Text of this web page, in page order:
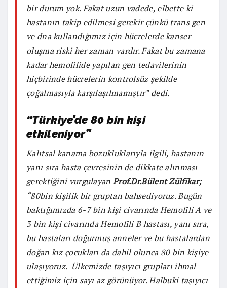
bir durum yok. Fakat uzun vadede, elbette ki
hastanın takip edilmesi gerekir çünkü trans gen
ve dna kullandığımız için hücrelerde kanser
oluşma riski her zaman vardır. Fakat bu zamana
kadar hemofilide yapılan gen tedavilerinin
hiçbirinde hücrelerin kontrolsüz şekilde
çoğalmasıyla karşılaşılmamıştır” dedi.
“Türkiye’de 80 bin kişi
etkileniyor”
Kalıtsal kanama bozukluklarıyla ilgili, hastanın
yanı sıra hasta çevresinin de dikkate alınması
gerektiğini vurgulayan Prof.Dr.Bülent Zülfikar;
“80bin kişilik bir gruptan bahsediyoruz. Bugün
baktığımızda 6-7 bin kişi civarında Hemofili A ve
3 bin kişi civarında Hemofili B hastası, yanı sıra,
bu hastaları doğurmuş anneler ve bu hastalardan
doğan kız çocukları da dahil olunca 80 bin kişiye
ulaşıyoruz. Ülkemizde taşıyıcı grupları ihmal
ettiğimiz için sayı az görünüyor. Halbuki taşıyıcı